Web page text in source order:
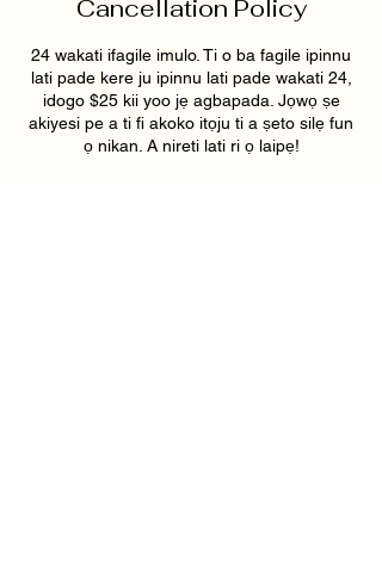
Cancellation Policy
24 wakati ifagile imulo. Ti o ba fagile ipinnu
lati pade kere ju ipinnu lati pade wakati 24,
idogo $25 kii yoo jẹ agbapada. Jọwọ ṣe
akiyesi pe a ti fi akoko itọju ti a ṣeto silẹ fun
ọ nikan. A nireti lati ri ọ laipẹ!